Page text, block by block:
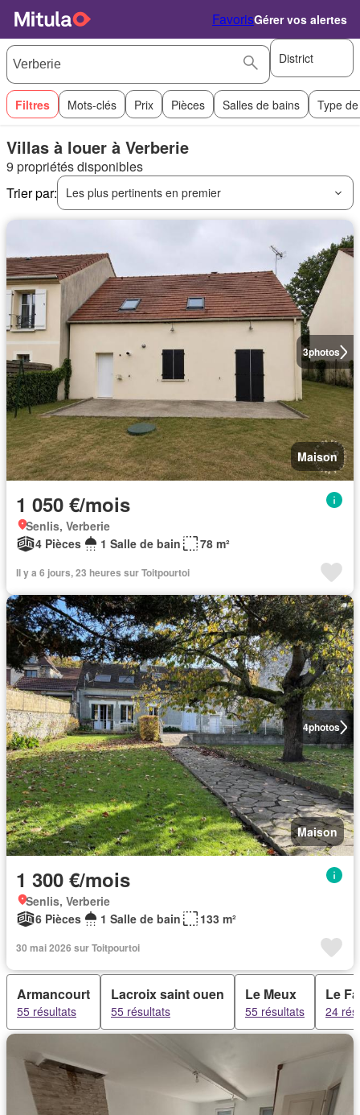
FavorisGérer vos alertes
District
Filtres Mots-clés Prix Pièces Salles de bains Type
Villas à louer à Verberie
9 propriétés disponibles
Trier par:
Les plus pertinents en premier
3photos
Maison
1 050 €/mois
Senlis, Verberie
4 Pièces
1 Salle de bain 78 m²
Il y a 6 jours, 23 heures sur Toitpourtoi
4photos
Maison
1 300 €/mois
Senlis, Verberie
6 Pièces
1 Salle de bain 133 m²
30 mai 2026 sur Toitpourtoi
Armancourt
55 résultats
Lacroix saint ouen
55 résultats
Le Meux
55 résultats
Le
24